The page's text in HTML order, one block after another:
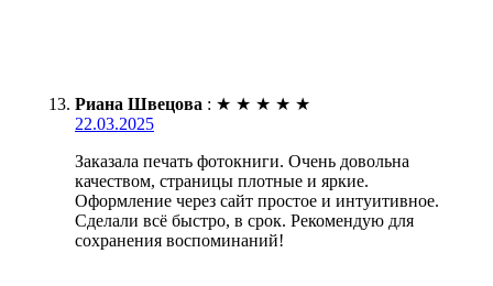
Риана Швецова : ★ ★ ★ ★ ★
22.03.2025
Заказала печать фотокниги. Очень довольна
качеством, страницы плотные и яркие.
Оформление через сайт простое и интуитивное.
Сделали всё быстро, в срок. Рекомендую для
сохранения воспоминаний!